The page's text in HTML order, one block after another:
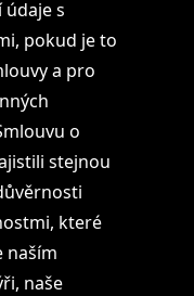
údaje s
pokud je to
a pro
o
stejnou
které
naším
naše